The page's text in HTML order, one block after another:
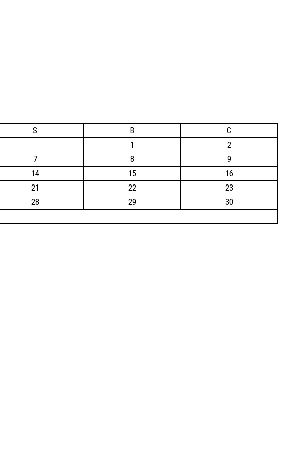
S B
C
1
2
7 8
9
14 15
16
21 22
23
28 29
30